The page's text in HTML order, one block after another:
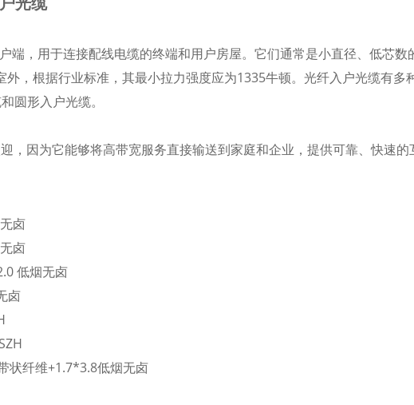
端，用于连接配线电缆的终端和用户房屋。它们通常是小直径、低芯
，根据行业标准，其最小拉力强度应为1335牛顿。光纤入户光缆有
圆形入户光缆。
，因为它能够将高带宽服务直接输送到家庭和企业，提供可靠、快速的
卤
卤
低烟无卤
卤
状纤维+1.7*3.8低烟无卤